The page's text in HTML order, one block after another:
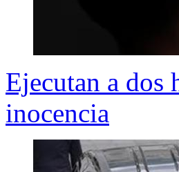
Ejecutan a dos
inocencia